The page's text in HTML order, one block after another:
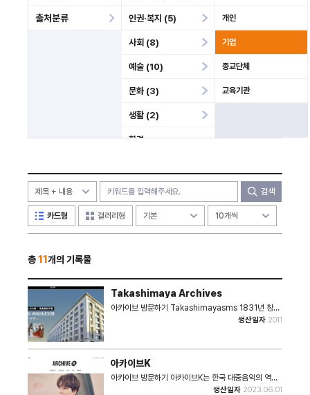
개인
기업
종교단체
교육기관
인권·복지 (5)
사회 (8)
예술 (10)
문화 (3)
생활 (2)
환경
역사
기업
미분류
출처분류
검색
카드형 갤러리형
총11 개의 기록물
Takashimaya Archives
아카이브 방문하기 Takashimayasms 1831년 창업
한 일본의 대표적인 백화점 업체로 창업 이후 미술 작품
이브를 시작하였고, 오사카와 도쿄에 사료관을 건립하여
생산일자 2011
아카이브K
아카이브 방문하기 아카이브K는 한국 대중음악의 역사
를 기록하는 아카이브입니다. 2021년 SBS에서 방송된
생산일자 2023.06.01